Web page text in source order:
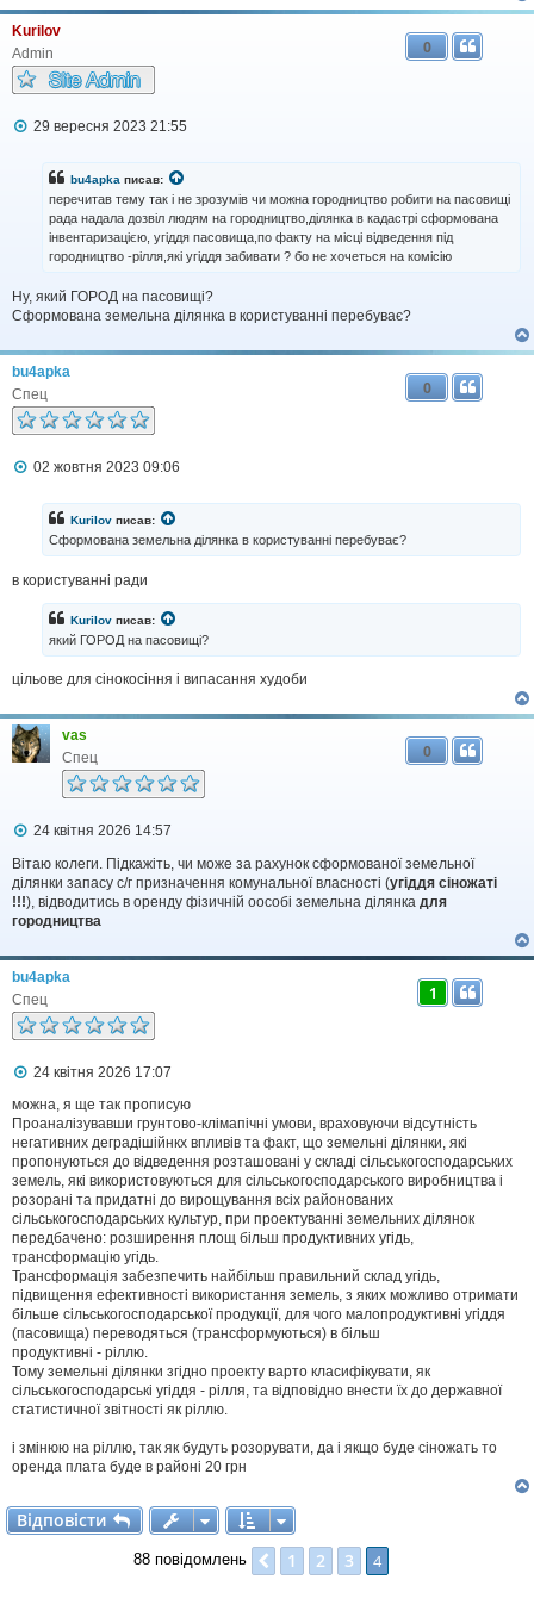
н
н
я
Kurilov
Admin
0
П
н
я
29 вересня 2023 21:55
bu4apka писав:
перечитав тему так і не зрозумів чи можна городництво робити на пасовищі
рада надала дозвіл людям на городництво,ділянка в кадастрі сформована
інвентаризацією, угіддя пасовища,по факту на місці відведення під
городництво -рілля,які угіддя забивати ? бо не хочеться на комісію
Ну, який ГОРОД на пасовищі?
Сформована земельна ділянка в користуванні перебуває?
bu4apka
Спец
0
П
л
02 жовтня 2023 09:06
Kurilov писав:
Сформована земельна ділянка в користуванні перебуває?
в користуванні ради
Kurilov писав:
який ГОРОД на пасовищі?
цільове для сінокосіння і випасання худоби
vas
Спец
0
П
в
і
д
о
м
е
н
н
я
24 квітня 2026 14:57
Вітаю колеги. Підкажіть, чи може за рахунок сформованої земельної
ділянки запасу с/г призначення комунальної власності (угіддя сіножаті
!!!), відводитись в оренду фізичній оособі земельна ділянка для
городництва
bu4apka
Спец
1
П
в
і
д
м
л
е
н
н
я
24 квітня 2026 17:07
можна, я ще так прописую
Проаналізувавши грунтово-клімапічні умови, враховуючи відсутність
негативних деградішійнкх впливів та факт, що земельні ділянки, які
пропонуються до відведення розташовані у складі сільськогосподарських
земель, які використовуються для сільськогосподарського виробництва і
розорані та придатні до вирощування всіх районованих
сільськогосподарських культур, при проектуванні земельних ділянок
передбачено: розширення площ більш продуктивних угідь,
трансформацію угідь.
Трансформація забезпечить найбільш правильний склад угідь,
підвищення ефективності використання земель, з яких можливо отримати
більше сільськогосподарської продукції, для чого малопродуктивні угіддя
(пасовища) переводяться (трансформуються) в більш
продуктивні - ріллю.
Тому земельні ділянки згідно проекту варто класифікувати, як
сільськогосподарські угіддя - рілля, та відповідно внести їх до державної
статистичної звітності як ріллю.
і змінюю на ріллю, так як будуть розорувати, да і якщо буде сіножать то
оренда плата буде в районі 20 грн
Відповісти
Відповісти
88 повідомлень Поперед.
1 2 3 4